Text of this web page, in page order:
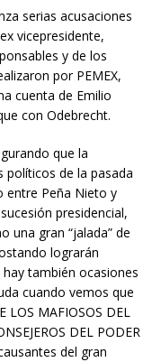
serias acusaciones
vicepresidente,
y de los
por PEMEX,
cuenta de Emilio
con Odebrecht.
que la
políticos de la pasada
entre Peña Nieto y
presidencial,
una gran “jalada” de
lograrán
también ocasiones
cuando vemos que
LOS MAFIOSOS DEL
DEL PODER
del gran